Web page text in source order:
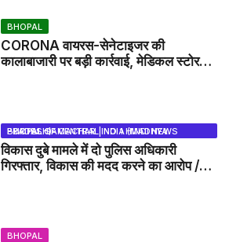
BHOPAL
CORONA वायरस-सेनेटाइजर की
कालाबाजारी पर बड़ी कार्रवाई, मेडिकल स्टोर
BHOPAL SAMACHAR | NO 1 HINDI NEWS PORTAL OF CENTRAL INDIA (MADHYA PRADESH)
विकास दुबे मामले में दो पुलिस अधिकारी
गिरफ्तार, विकास की मदद करने का आरोप /
BHOPAL